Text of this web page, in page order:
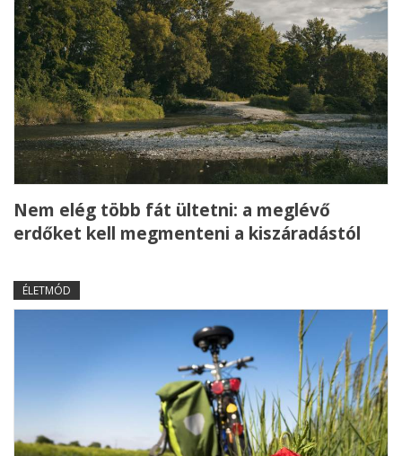
Nem elég több fát ültetni: a meglévő
erdőket kell megmenteni a kiszáradástól
ÉLETMÓD